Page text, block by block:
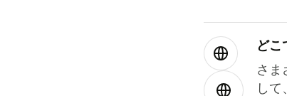
どこ
さま
して